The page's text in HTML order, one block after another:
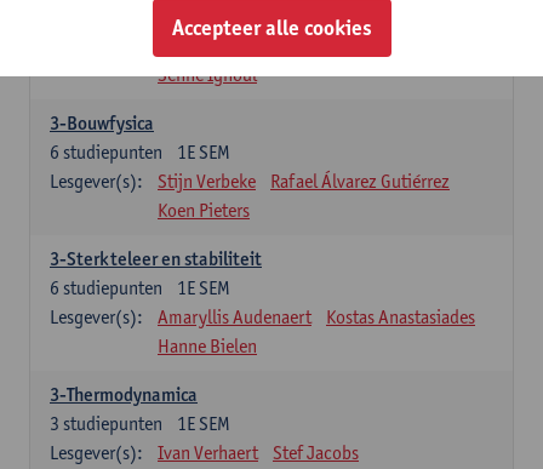
Rudi Penne Jeffrey Cornelis
Stijn Dierckx
Senne Ignoul
3-Bouwfysica
1E SEM
6 studiepunten
Lesgever(s):
Stijn Verbeke
Rafael Álvarez Gutiérrez
Koen Pieters
3-Sterkteleer en stabiliteit
1E SEM
6 studiepunten
Lesgever(s):
Amaryllis Audenaert
Kostas Anastasiades
Hanne Bielen
3-Thermodynamica
1E SEM
3 studiepunten
Lesgever(s):
Ivan Verhaert
Stef Jacobs
Accepteer alle cookies